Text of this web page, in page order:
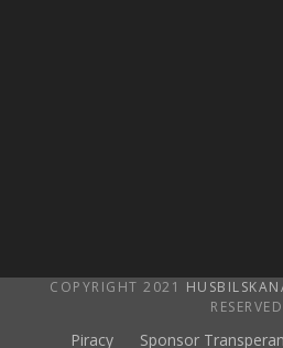
COPYRIGHT 2021
RESERVED
Piracy Sponsor